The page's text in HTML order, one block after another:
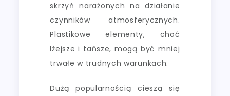
skrzyń narażonych na działanie
czynników atmosferycznych.
Plastikowe elementy, choć
lżejsze i tańsze, mogą być mniej
trwałe w trudnych warunkach.
Dużą popularnością cieszą się